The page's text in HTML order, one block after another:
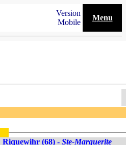
Version
Mobile
Menu
Riquewihr (68) - Ste-Marguerite